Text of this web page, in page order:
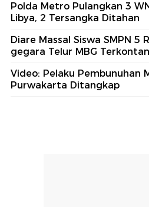
Polda Metro Pulangkan 3
Libya, 2 Tersangka Ditahan
Diare Massal Siswa SMPN 5
gegara Telur MBG
Video: Pelaku Pembunuhan
Purwakarta Ditangkap